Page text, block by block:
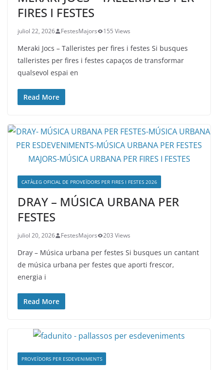
FIRES I FESTES
juliol 22, 2026 FestesMajors 155 Views
Meraki Jocs – Talleristes per fires i festes Si busques
talleristes per fires i festes capaços de transformar
qualsevol espai en
Read More
CATÀLEG OFICIAL DE PROVEÏDORS PER FIRES I FESTES 2026
DRAY – MÚSICA URBANA PER
FESTES
juliol 20, 2026 FestesMajors 203 Views
Dray – Música urbana per festes Si busques un cantant
de música urbana per festes que aporti frescor,
energia i
Read More
PROVEÏDORS PER ESDEVENIMENTS